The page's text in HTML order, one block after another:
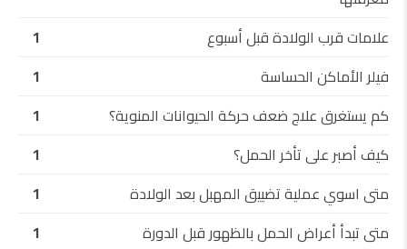
علامات قرب الولادة قبل أسبوع
1
فيلر الأماكن الحساسة
1
كم يستغرق علاج ضعف حركة الحيوانات المنوية؟
1
كيف أصبر على تأخر الحمل؟
1
متى اسوي عملية تضييق المهبل بعد الولادة
1
متى تبدأ أعراض الحمل بالظهور قبل الدورة
1